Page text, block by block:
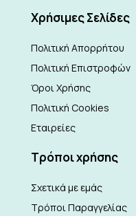
Xρήσιμες Σελίδες
Πολιτική Απορρήτου
Πολιτική Επιστροφών
Όροι Χρήσης
Πολιτική Cookies
Εταιρείες
Τρόποι χρήσης
Σχετικά με εμάς
Τρόποι Παραγγελίας